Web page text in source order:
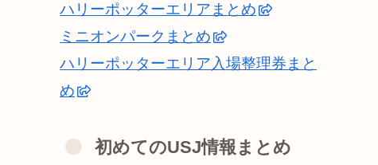
ハリーポッターエリアまとめ
ミニオンパークまとめ
ハリーポッターエリア入場整理券まと
め
初めてのUSJ情報まとめ